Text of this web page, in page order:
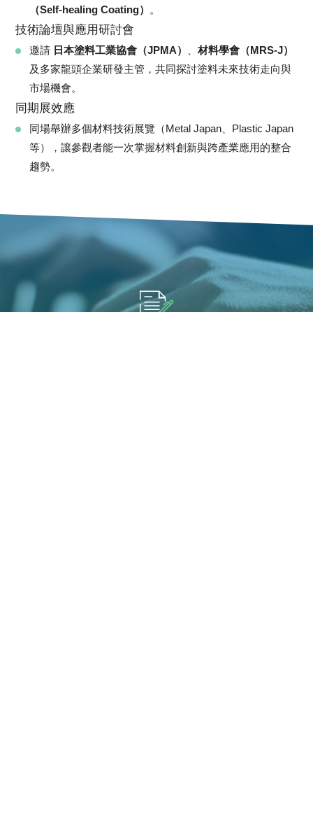
（Self-healing Coating） 。
技術論壇與應用研討會
邀請 日本塗料工業協會（JPMA） 、材料學會（MRS-J）
及多家龍頭企業研發主管，共同探討塗料未來技術走向與
市場機會。
同期展效應
同場舉辦多個材料技術展覽（Metal Japan、Plastic Japan
等），讓參觀者能一次掌握材料創新與跨產業應用的整合
趨勢。